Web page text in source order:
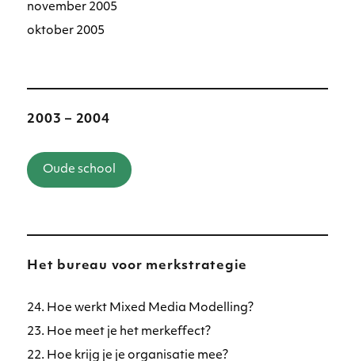
november 2005
oktober 2005
2003 – 2004
Oude school
Het bureau voor merkstrategie
24. Hoe werkt Mixed Media Modelling?
23. Hoe meet je het merkeffect?
22. Hoe krijg je je organisatie mee?